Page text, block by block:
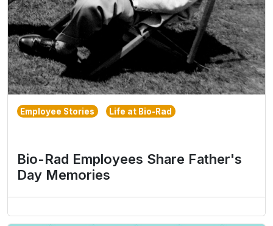
Employee Stories Life at Bio-Rad
Bio-Rad Employees Share Father's
Day Memories